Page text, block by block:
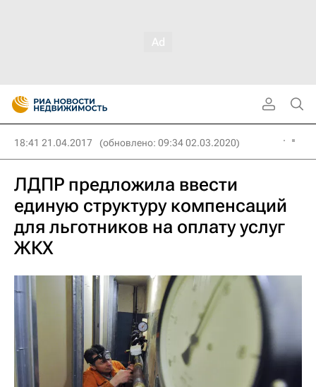
18:41 21.04.2017 (обновлено: 09:34 02.03.2020)
ЛДПР предложила ввести
единую структуру компенсаций
для льготников на оплату услуг
ЖКХ